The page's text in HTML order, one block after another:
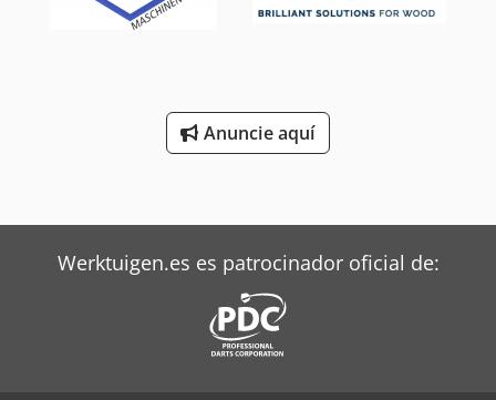
Anuncie aquí
Werktuigen.es es patrocinador oficial de: